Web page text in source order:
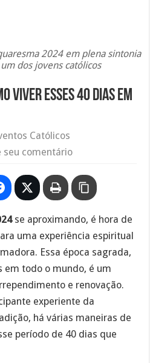
2024 em plena sintonia
dos jovens católicos
viver esses 40 dias em
Católicos
seu comentário
se aproximando, é hora de
uma experiência espiritual
Essa época sagrada,
em todo o mundo, é um
e renovação.
experiente da
há várias maneiras de
período de 40 dias que